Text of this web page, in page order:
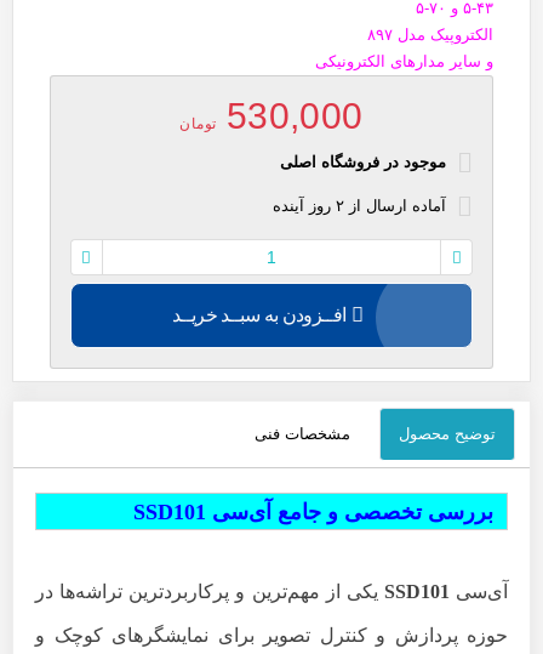
۵-۴۳ و ۷۰-۵
الکتروپیک مدل ۸۹۷
و سایر مدارهای الکترونیکی
530,000 تومان
موجود در فروشگاه اصلی
آماده ارسال از۲ روز آینده
افــزودن به سبــد خریــد
توضیح محصول مشخصات فنی
بررسی تخصصی و جامع آی‌سی SSD101
آی‌سی SSD101 یکی از مهم‌ترین و پرکاربردترین تراشه‌ها در
حوزه پردازش و کنترل تصویر برای نمایشگرهای کوچک و